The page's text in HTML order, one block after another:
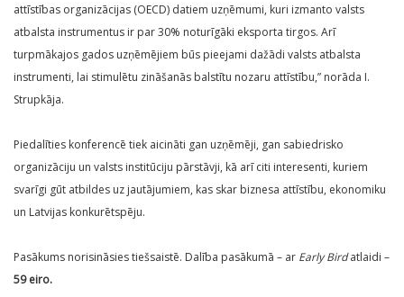
attīstības organizācijas (OECD) datiem uzņēmumi, kuri izmanto valsts
atbalsta instrumentus ir par 30% noturīgāki eksporta tirgos. Arī
turpmākajos gados uzņēmējiem būs pieejami dažādi valsts atbalsta
instrumenti, lai stimulētu zināšanās balstītu nozaru attīstību,” norāda I.
Strupkāja.
Piedalīties konferencē tiek aicināti gan uzņēmēji, gan sabiedrisko
organizāciju un valsts institūciju pārstāvji, kā arī citi interesenti, kuriem
svarīgi gūt atbildes uz jautājumiem, kas skar biznesa attīstību, ekonomiku
un Latvijas konkurētspēju.
Pasākums norisināsies tiešsaistē. Dalība pasākumā – ar Early Birdatlaidi –
59 eiro.